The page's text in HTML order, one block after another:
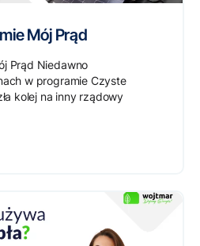
Mój Prąd
Prąd Niedawno
w programie Czyste
kolej na inny rządowy